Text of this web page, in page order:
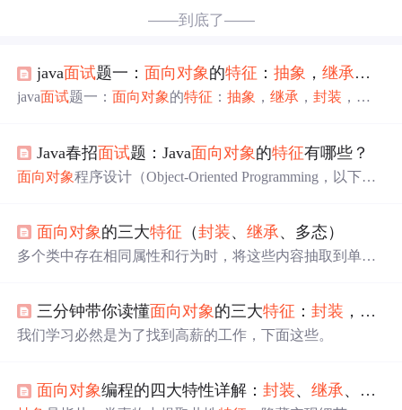
——到底了——
java面试题一： 面向对象的特征 ：抽象 ，继承，
java面试题一：面向对象的特征 ：抽象 ，继承 ，封装 ，多
象 ，表象。 对于一类事物，它的个体有共同的地方，也有
不同的地方。我们把它们共同的一部分可以详细描述，但
Java春招面试题：Java面向对象 的特征有哪些？
面向对象程序设计（Object-Oriented Programming，以下简
善，并被多种面向对象程序设计语言（Object-Oriented Prog
ramming Language，以下简称OOPL）实现。如果把UNIX
面向对象 的三大特征 （封装、继承、多态）
多个类中存在相同属性和行为时，将这些内容抽取到单独
一个类称为父类、超类（superclass）或者基类。继承 描述
的是事物之间的所属关系， 我们通过
继承，可以使多种事
行为。子类可以直接访问父类中的非私有的属性和行为。
多态是继 封装 、继承 之后， 面向对象 的第三大特性。
三分钟带你读懂面向对象 的三大特征 ：封装 ， 继承
我们学习必然是为了找到高薪的工作，下面这些。
面向对象编程的四大特性详解：封装、继承、多态与